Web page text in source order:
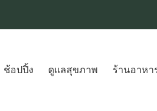
ช้อปปิ้ง ดูแลสุขภาพ ร้านอาหา